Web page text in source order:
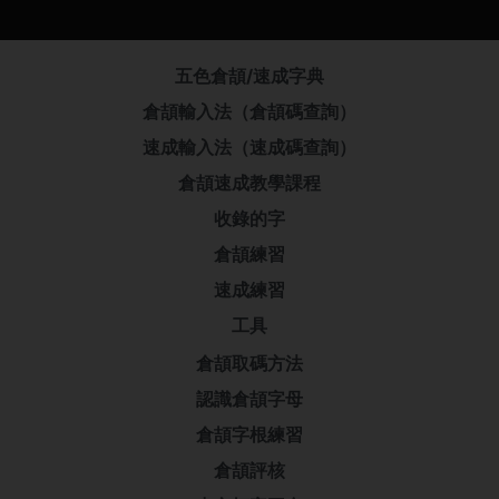
五色倉頡/速成字典
倉頡輸入法（倉頡碼查詢）
速成輸入法（速成碼查詢）
倉頡速成教學課程
收錄的字
倉頡練習
速成練習
工具
倉頡取碼方法
認識倉頡字母
倉頡字根練習
倉頡評核